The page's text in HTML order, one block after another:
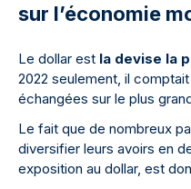
sur l’économie
Le dollar est la devise la
2022 seulement, il
échangées sur le plus
Le fait que de nombreux
diversifier leurs avoirs en
exposition au dollar, est